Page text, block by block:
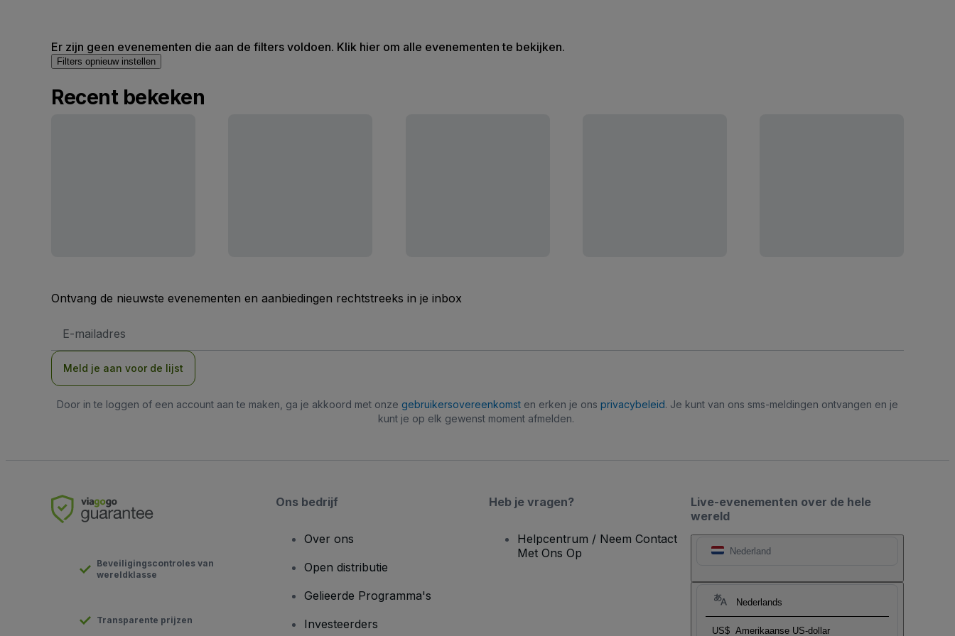
Er zijn geen evenementen die aan de filters voldoen. Klik hier om alle evenementen te bekijken.
Filters opnieuw instellen
Recent bekeken
Ontvang de nieuwste evenementen en aanbiedingen rechtstreeks in je inbox
mailadres
Meld je aan voor de lijst
Door in te loggen of een account aan te maken, ga je akkoord met onze gebruikersovereenkomst en erken je ons privacybeleid. Je kunt van ons sms-meldingen ontvangen en je
kunt je op elk gewenst moment afmelden.
Live-evenementen over de hele
wereld
Nederland
Nederlands
US$ Amerikaanse US-dollar
Beveiligingscontroles van
wereldklasse
Transparente prijzen
Ons bedrijf
Over ons
Open distributie
Gelieerde Programma's
Investeerders
Heb je vragen?
Helpcentrum / Neem Contact
Met Ons Op